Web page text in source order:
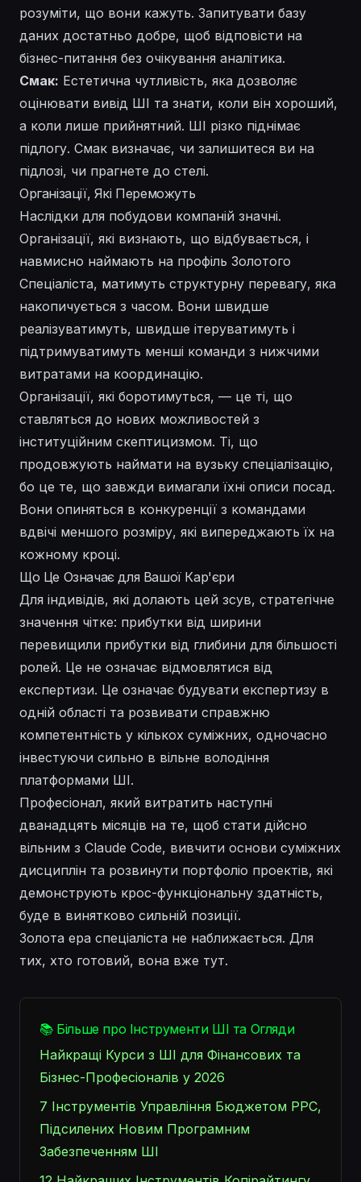
розуміти, що вони кажуть. Запитувати базу
даних достатньо добре, щоб відповісти на
бізнес-питання без очікування аналітика.
Смак: Естетична чутливість, яка дозволяє
оцінювати вивід ШІ та знати, коли він хороший,
а коли лише прийнятний. ШІ різко піднімає
підлогу. Смак визначає, чи залишитеся ви на
підлозі, чи прагнете до стелі.
Організації, Які Переможуть
Наслідки для побудови компаній значні.
Організації, які визнають, що відбувається, і
навмисно наймають на профіль Золотого
Спеціаліста, матимуть структурну перевагу, яка
накопичується з часом. Вони швидше
реалізуватимуть, швидше ітеруватимуть і
підтримуватимуть менші команди з нижчими
витратами на координацію.
Організації, які боротимуться, — це ті, що
ставляться до нових можливостей з
інституційним скептицизмом. Ті, що
продовжують наймати на вузьку спеціалізацію,
бо це те, що завжди вимагали їхні описи посад.
Вони опиняться в конкуренції з командами
вдвічі меншого розміру, які випереджають їх на
кожному кроці.
Що Це Означає для Вашої Кар'єри
Для індивідів, які долають цей зсув, стратегічне
значення чітке: прибутки від ширини
перевищили прибутки від глибини для більшості
ролей. Це не означає відмовлятися від
експертизи. Це означає будувати експертизу в
одній області та розвивати справжню
компетентність у кількох суміжних, одночасно
інвестуючи сильно в вільне володіння
платформами ШІ.
Професіонал, який витратить наступні
дванадцять місяців на те, щоб стати дійсно
вільним з Claude Code, вивчити основи суміжних
дисциплін та розвинути портфоліо проектів, які
демонструють крос-функціональну здатність,
буде в винятково сильній позиції.
Золота ера спеціаліста не наближається. Для
тих, хто готовий, вона вже тут.
📚 Більше про Інструменти ШІ та Огляди
Найкращі Курси з ШІ для Фінансових та
Бізнес-Професіоналів у 2026
7 Інструментів Управління Бюджетом PPC,
Підсилених Новим Програмним
Забезпеченням ШІ